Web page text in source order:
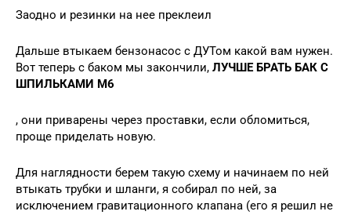
Заодно и резинки на нее преклеил
Дальше втыкаем бензонасос с ДУТом какой вам нужен.
Вот теперь с баком мы закончили, ЛУЧШЕ БРАТЬ БАК С
ШПИЛЬКАМИ М6
, они приварены через проставки, если обломиться,
проще приделать новую.
Для наглядности берем такую схему и начинаем по ней
втыкать трубки и шланги, я собирал по ней, за
исключением гравитационного клапана (его я решил не